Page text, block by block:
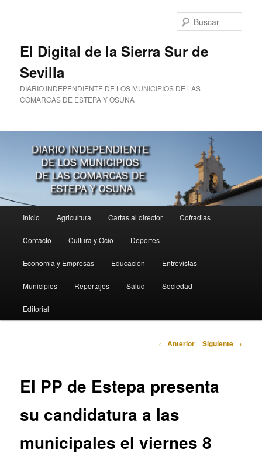
El Digital de la Sierra Sur de
Sevilla
DIARIO INDEPENDIENTE DE LOS MUNICIPIOS DE LAS
COMARCAS DE ESTEPA Y OSUNA
principal
Inicio Agricultura Cartas al director Cofradias
Contacto Cultura y Ocio Deportes
Economia y Empresas Educación Entrevistas
Municipios Reportajes Salud Sociedad
Editorial
Navegación
← Anterior Siguiente →
El PP de Estepa presenta
su candidatura a las
municipales el viernes 8